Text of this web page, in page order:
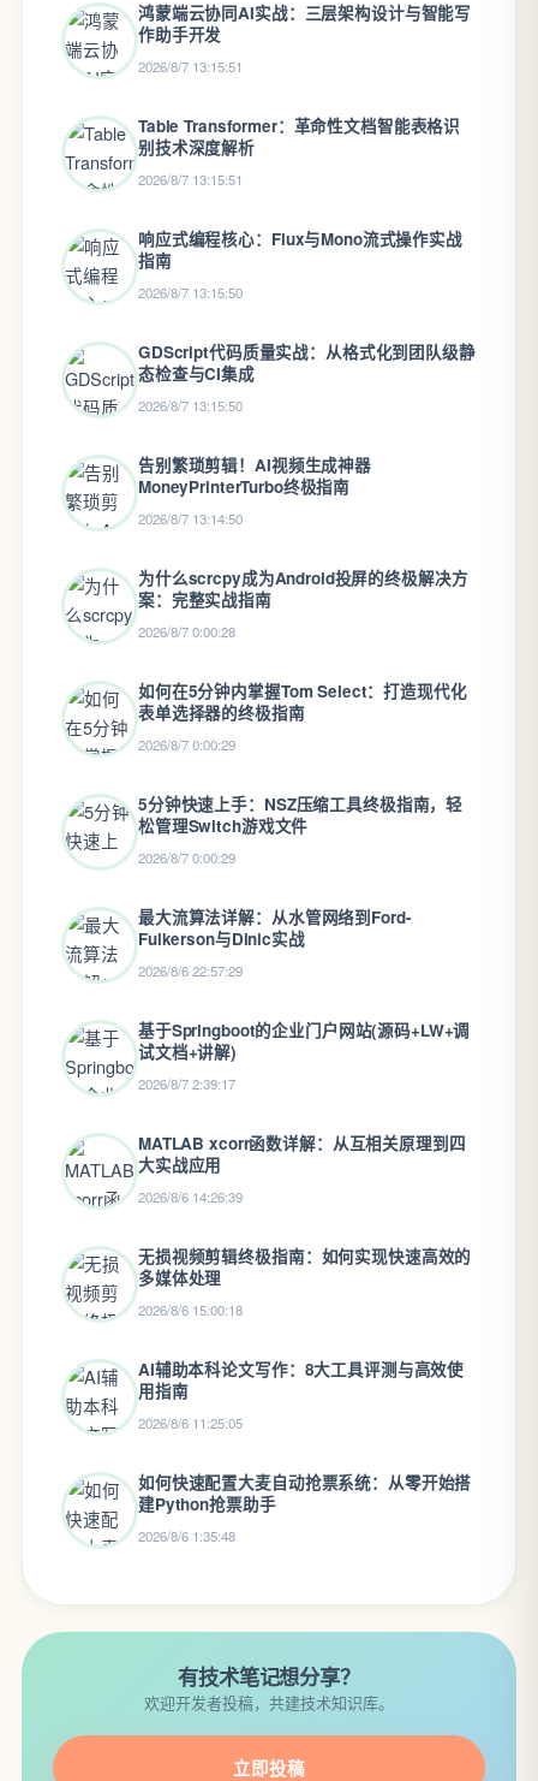
鸿蒙端云协同AI实战：三层架构设计与智能写
作助手开发
2026/8/7 13:15:51
Table Transformer：革命性文档智能表格识
别技术深度解析
2026/8/7 13:15:51
响应式编程核心：Flux与Mono流式操作实战
指南
2026/8/7 13:15:50
GDScript代码质量实战：从格式化到团队级静
态检查与CI集成
2026/8/7 13:15:50
告别繁琐剪辑！AI视频生成神器
MoneyPrinterTurbo终极指南
2026/8/7 13:14:50
为什么scrcpy成为Android投屏的终极解决方
案：完整实战指南
2026/8/7 0:00:28
如何在5分钟内掌握Tom Select：打造现代化
表单选择器的终极指南
2026/8/7 0:00:29
5分钟快速上手：NSZ压缩工具终极指南，轻
松管理Switch游戏文件
2026/8/7 0:00:29
最大流算法详解：从水管网络到Ford-
Fulkerson与Dinic实战
2026/8/6 22:57:29
基于Springboot的企业门户网站(源码+LW+调
试文档+讲解)
2026/8/7 2:39:17
MATLAB xcorr函数详解：从互相关原理到四
大实战应用
2026/8/6 14:26:39
无损视频剪辑终极指南：如何实现快速高效的
多媒体处理
2026/8/6 15:00:18
AI辅助本科论文写作：8大工具评测与高效使
用指南
2026/8/6 11:25:05
如何快速配置大麦自动抢票系统：从零开始搭
建Python抢票助手
2026/8/6 1:35:48
有技术笔记想分享？
欢迎开发者投稿，共建技术知识库。
立即投稿